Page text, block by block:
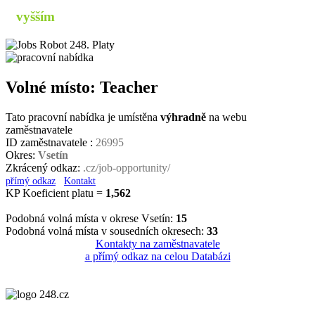
vyšším
Volné místo: Teacher
Tato pracovní nabídka je umístěna výhradně na webu
zaměstnavatele
ID zaměstnavatele : 26995
Okres: Vsetín
Zkrácený odkaz: .cz/job-opportunity/
přímý odkaz Kontakt
KP Koeficient platu = 1,562
Podobná volná místa v okrese Vsetín: 15
Podobná volná místa v sousedních okresech: 33
Kontakty na zaměstnavatele
a přímý odkaz na celou Databázi